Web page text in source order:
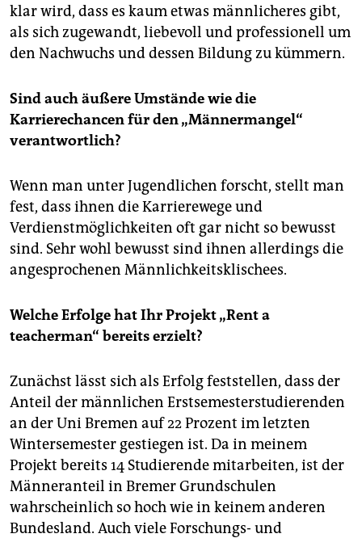
klar wird, dass es kaum etwas männlicheres gibt,
als sich zugewandt, liebevoll und professionell um
den Nachwuchs und dessen Bildung zu kümmern.
Sind auch äußere Umstände wie die
Karrierechancen für den „Männermangel“
verantwortlich?
Wenn man unter Jugendlichen forscht, stellt man
fest, dass ihnen die Karrierewege und
Verdienstmöglichkeiten oft gar nicht so bewusst
sind. Sehr wohl bewusst sind ihnen allerdings die
angesprochenen Männlichkeitsklischees.
Welche Erfolge hat Ihr Projekt „Rent a
teacherman“ bereits erzielt?
Zunächst lässt sich als Erfolg feststellen, dass der
Anteil der männlichen Erstsemesterstudierenden
an der Uni Bremen auf 22 Prozent im letzten
Wintersemester gestiegen ist. Da in meinem
Projekt bereits 14 Studierende mitarbeiten, ist der
Männeranteil in Bremer Grundschulen
wahrscheinlich so hoch wie in keinem anderen
Bundesland. Auch viele Forschungs- und